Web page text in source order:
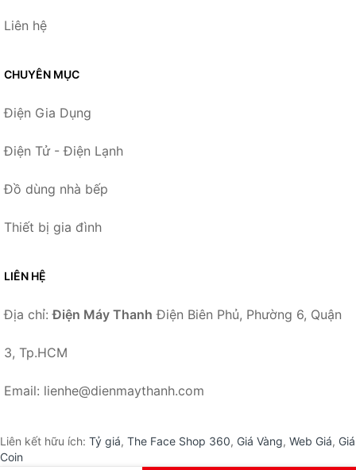
Liên hệ
CHUYÊN MỤC
Điện Gia Dụng
Điện Tử - Điện Lạnh
Đồ dùng nhà bếp
Thiết bị gia đình
LIÊN HỆ
Địa chỉ:Điện Máy Thanh Điện Biên Phủ, Phường 6, Quận
3, Tp.HCM
Email: lienhe@dienmaythanh.com
Liên kết hữu ích: Tỷ giá, The Face Shop 360, Giá Vàng, Web Giá, Giá
Coin